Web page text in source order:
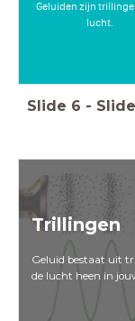
Geluiden zijn
lucht.
Slide 6 - Slide
Trillingen
Geluid bestaat uit
de lucht heen in